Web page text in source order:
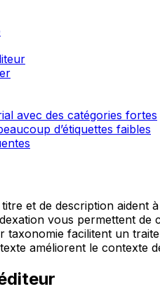
avec des catégories fortes
d’étiquettes faibles
et de description aident
vous permettent de
taxonomie facilitent un
améliorent le contexte